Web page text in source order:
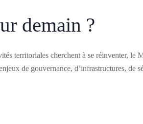
demain ?
territoriales cherchent à se réinventer,
de gouvernance, d’infrastructures, de